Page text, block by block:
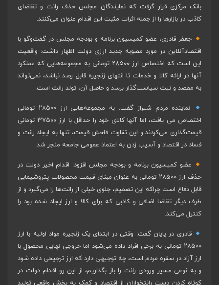
بانک مرکزی قرار گرفت که نمایندگان مجلس حذف رانت و تقاضای
کاذب در بازارها را از جمله اثرات مثبت این اقدام عنوان می‌کنند.
جعفر قادری، عضو کمیسیون برنامه و بودجه مجلس در گفت‌وگو با
اقتصادآنلاین در مورد مصوبه جدید ارزی دولت اظهار داشت: واقعیت
این است که اختصاص ارز ۲۸۵۰۰ تومانی به مجموعه‌هایی که عملکرد
آنها در ارائه کالا و خدمات تا انتهای زنجیره قابل رصد نباشد، نمی‌تواند
به مقصد و نیت سیاست‌گذار برسد و حاصل آن، تولد رانت است.
نماینده مردم شیراز گفت: به مجموعه‌هایی ارز ۲۸۵۰۰ تومانی
اختصاص می یافت، اما آنها کالای خود را حداقل با ارز ۳۷۵۰۰ تومانی
قیمت‌گذاری می‌کردند و این تفاوت فاحش قیمت، تنها به ایجاد رانت و
فساد در اقتصاد و آسیب زدن به اعتماد عمومی جامعه منجر شد.
عضو کمیسیون برنامه و بودجه مجلس افزود: اقدام اخیر دولت در
حذف ارز ۲۸۵۰۰ تومانی به عنوان مبنای قیمت محصولات پتروشیمایی
قابل دفاع است چراکه این تصمیم، جلوی خیلی از رانت‌ها را می‌گیرد و از
طرف دیگر تقاضا اضافی و کاذبی که برای کالا و ارز ایجاد شده بود را
کنترل می‌کند.
قادری در پایان گفت: وقتی در ابتدای یک زنجیره مواد اولیه با ارز
۲۸۵۰۰ تومانی به برخی افراد داده می‌شود اما خروجی نهایی محصول با
ارز آزاد در سفره مردم است، چه توجیهی دارد که ارز ترجیحی داده شود
و به نوعی مسیر ورودی رانت را باز بگذاریم، از این رو اقدام دولت در
کوتاه کردن دست رانتخواران از اقتصاد و کمک به بخش واقعی تولید